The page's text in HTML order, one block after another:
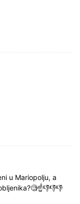
u Mariopolju, a